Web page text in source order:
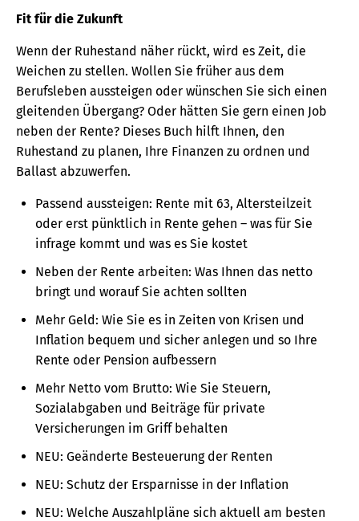
Fit für die Zukunft
Wenn der Ruhestand näher rückt, wird es Zeit, die
Weichen zu stellen. Wollen Sie früher aus dem
Berufsleben aussteigen oder wünschen Sie sich einen
gleitenden Übergang? Oder hätten Sie gern einen Job
neben der Rente? Dieses Buch hilft Ihnen, den
Ruhestand zu planen, Ihre Finanzen zu ordnen und
Ballast abzuwerfen.
Passend aussteigen: Rente mit 63, Altersteilzeit
oder erst pünktlich in Rente gehen – was für Sie
infrage kommt und was es Sie kostet
Neben der Rente arbeiten: Was Ihnen das netto
bringt und worauf Sie achten sollten
Mehr Geld: Wie Sie es in Zeiten von Krisen und
Inflation bequem und sicher anlegen und so Ihre
Rente oder Pension aufbessern
Mehr Netto vom Brutto: Wie Sie Steuern,
Sozialabgaben und Beiträge für private
Versicherungen im Griff behalten
NEU: Geänderte Besteuerung der Renten
NEU: Schutz der Ersparnisse in der Inflation
NEU: Welche Auszahlpläne sich aktuell am besten